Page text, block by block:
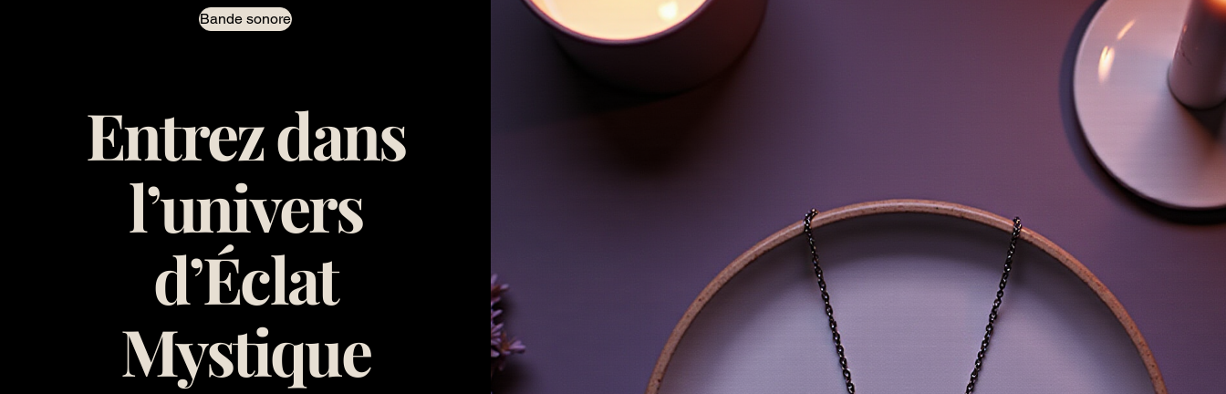
Bande sonore
Entrez dans
l’univers
d’Éclat
Mystique